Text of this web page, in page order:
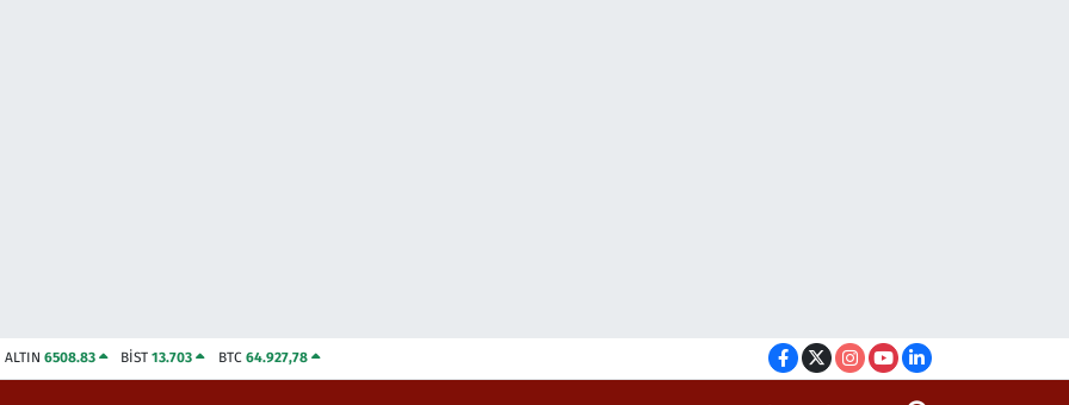
ALTIN 6508.83 BİST13.703 BTC 64.927,78